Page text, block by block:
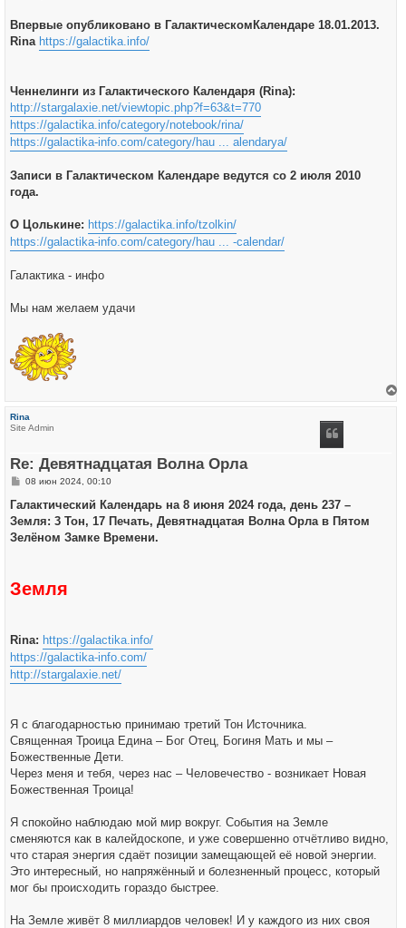
Впервые опубликовано в ГалактическомКалендаре 18.01.2013.
Rina https://galactika.info/
Ченнелинги из Галактического Календаря (Rina):
http://stargalaxie.net/viewtopic.php?f=63&t=770
https://galactika.info/category/notebook/rina/
https://galactika-info.com/category/hau ... alendarya/
Записи в Галактическом Календаре ведутся со 2 июля 2010
года.
О Цолькине: https://galactika.info/tzolkin/
https://galactika-info.com/category/hau ... -calendar/
Галактика - инфо
Мы нам желаем удачи
Rina
Site Admin
Re: Девятнадцатая Волна Орла
С
о
щ
е
08 июн 2024, 00:10
Галактический Календарь на 8 июня 2024 года, день 237 –
Земля: 3 Тон, 17 Печать, Девятнадцатая Волна Орла в Пятом
Зелёном Замке Времени.
Земля
Rina: https://galactika.info/
https://galactika-info.com/
http://stargalaxie.net/
Я с благодарностью принимаю третий Тон Источника.
Священная Троица Едина – Бог Отец, Богиня Мать и мы –
Божественные Дети.
Через меня и тебя, через нас – Человечество - возникает Новая
Божественная Троица!
Я спокойно наблюдаю мой мир вокруг. События на Земле
сменяются как в калейдоскопе, и уже совершенно отчётливо видно,
что старая энергия сдаёт позиции замещающей её новой энергии.
Это интересный, но напряжённый и болезненный процесс, который
мог бы происходить гораздо быстрее.
На Земле живёт 8 миллиардов человек! И у каждого из них своя